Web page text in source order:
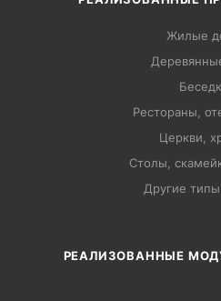
Жилые
Рестораны,
Церкви,
Столы,
Другие
РЕАЛИЗОВАННЫЕ